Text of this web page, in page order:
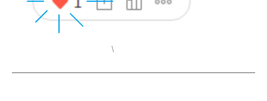
\